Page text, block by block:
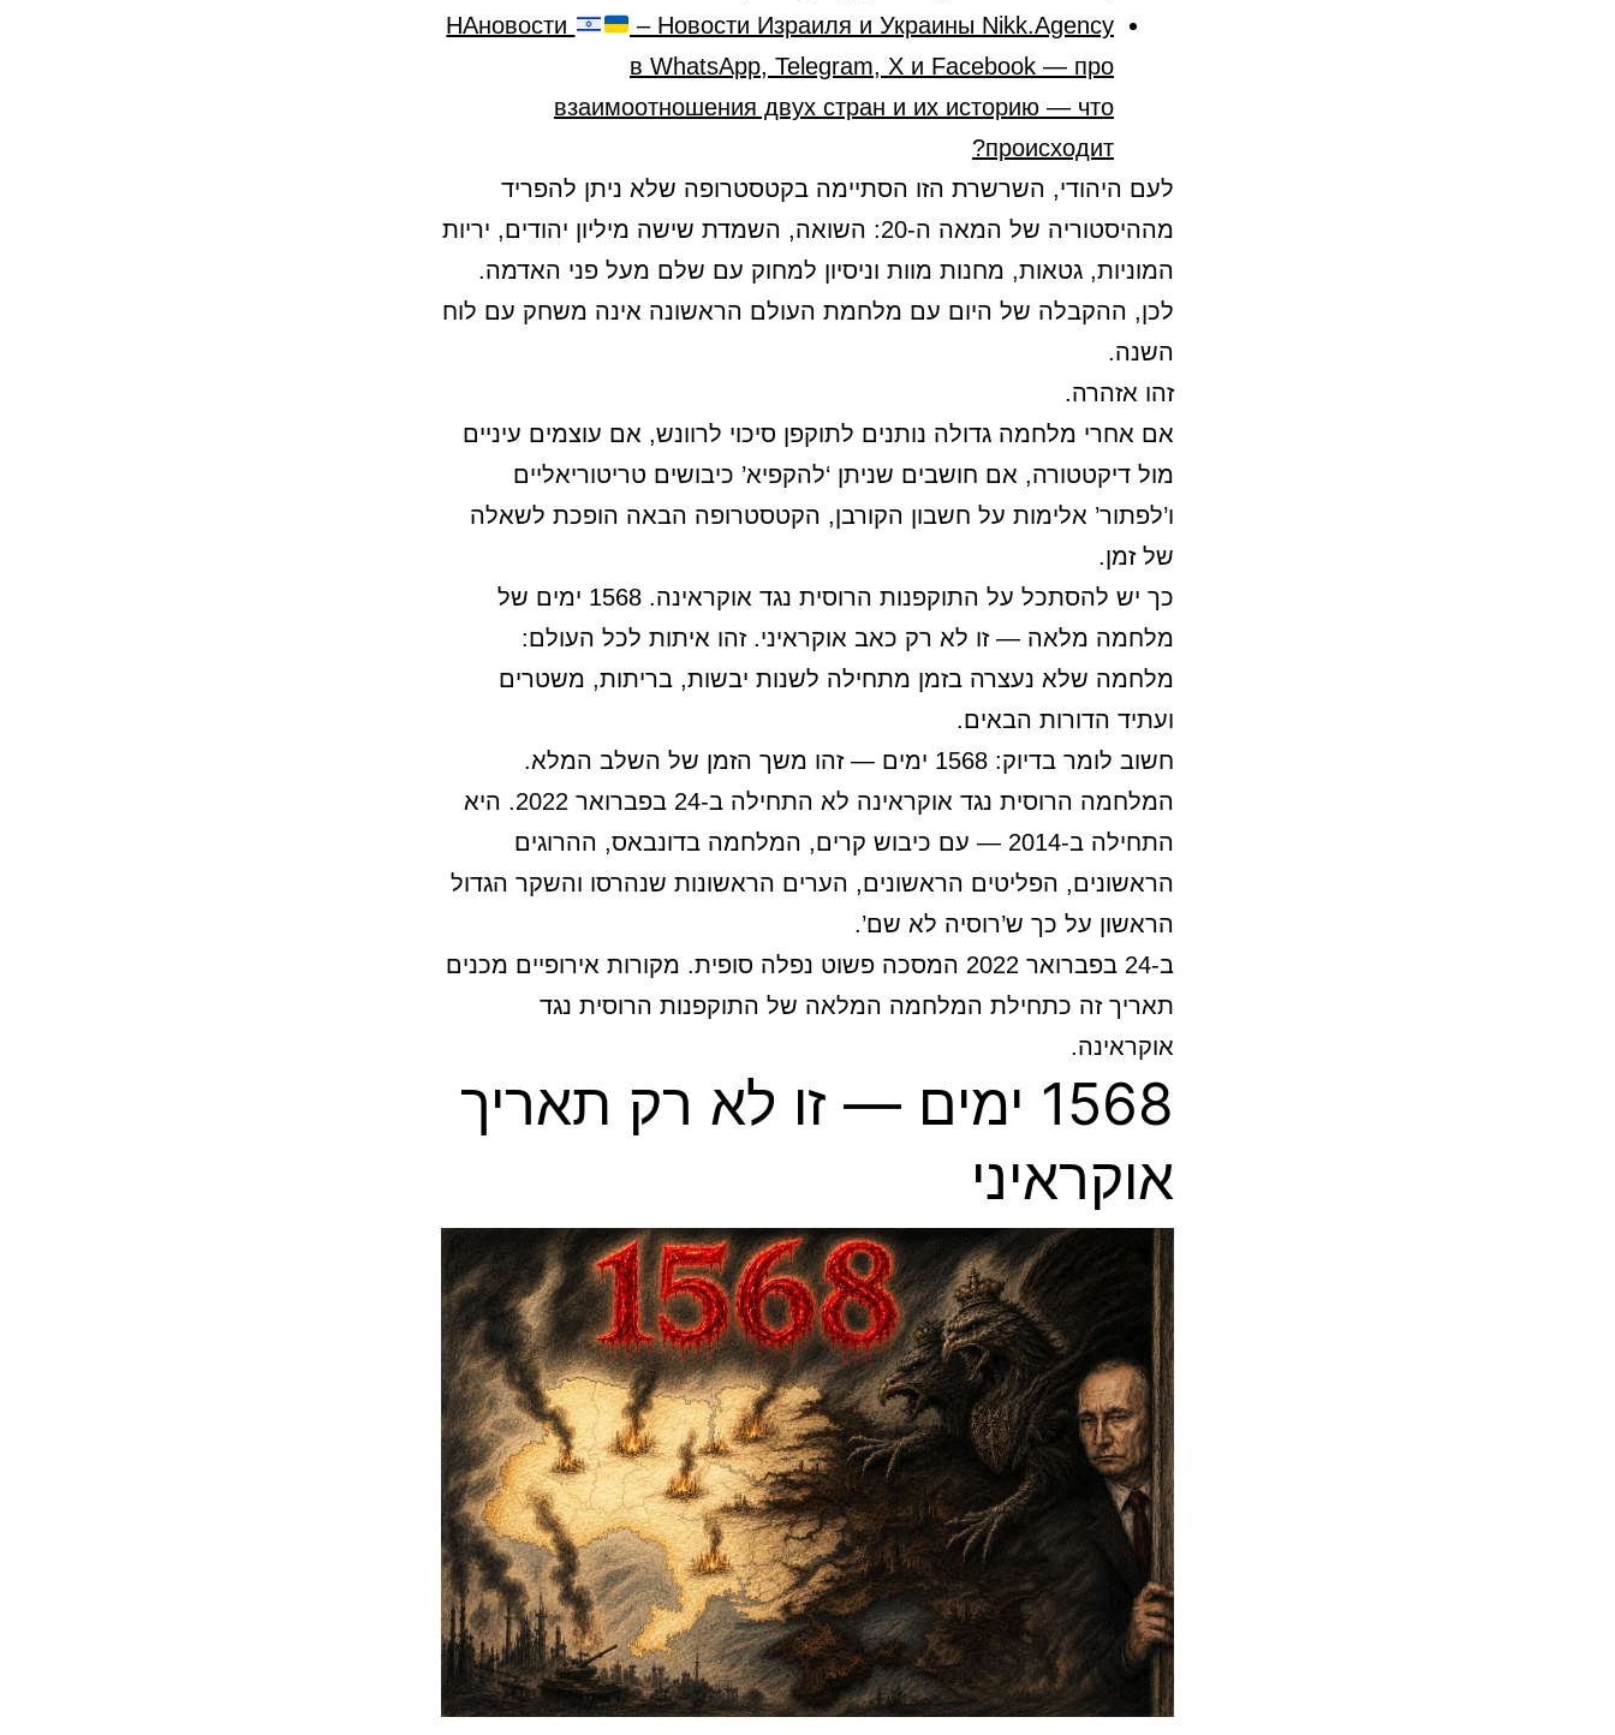
НАновости
– Новости Израиля и Украины Nikk.Agency
в WhatsApp, Telegram, X и Facebook — про
взаимоотношения двух стран и их историю — что
происходит?
לעם היהודי, השרשרת הזו הסתיימה בקטסטרופה שלא ניתן להפריד
מההיסטוריה של המאה ה-20: השואה, השמדת שישה מיליון יהודים, יריות
המוניות, גטאות, מחנות מוות וניסיון למחוק עם שלם מעל פני האדמה.
לכן, ההקבלה של היום עם מלחמת העולם הראשונה אינה משחק עם לוח
השנה.
זהו אזהרה.
אם אחרי מלחמה גדולה נותנים לתוקפן סיכוי לרוונש, אם עוצמים עיניים
מול דיקטטורה, אם חושבים שניתן ‘להקפיא’ כיבושים טריטוריאליים
ו’לפתור’ אלימות על חשבון הקורבן, הקטסטרופה הבאה הופכת לשאלה
של זמן.
כך יש להסתכל על התוקפנות הרוסית נגד אוקראינה. 1568 ימים של
מלחמה מלאה — זו לא רק כאב אוקראיני. זהו איתות לכל העולם:
מלחמה שלא נעצרה בזמן מתחילה לשנות יבשות, בריתות, משטרים
ועתיד הדורות הבאים.
חשוב לומר בדיוק: 1568 ימים — זהו משך הזמן של השלב המלא.
המלחמה הרוסית נגד אוקראינה לא התחילה ב-24 בפברואר 2022. היא
התחילה ב-2014 — עם כיבוש קרים, המלחמה בדונבאס, ההרוגים
הראשונים, הפליטים הראשונים, הערים הראשונות שנהרסו והשקר הגדול
הראשון על כך ש’רוסיה לא שם’.
ב-24 בפברואר 2022 המסכה פשוט נפלה סופית. מקורות אירופיים מכנים
תאריך זה כתחילת המלחמה המלאה של התוקפנות הרוסית נגד
אוקראינה.
1568 ימים — זו לא רק תאריך
אוקראיני